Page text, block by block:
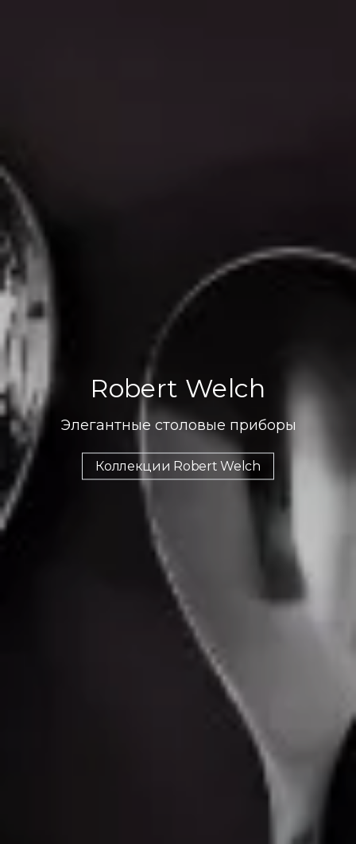
Robert Welch
Элегантные столовые приборы
Коллекции Robert Welch